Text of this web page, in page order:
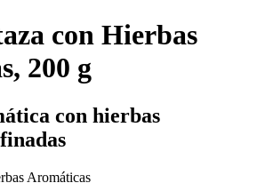
con Hierbas
200 g
con hierbas
Aromáticas